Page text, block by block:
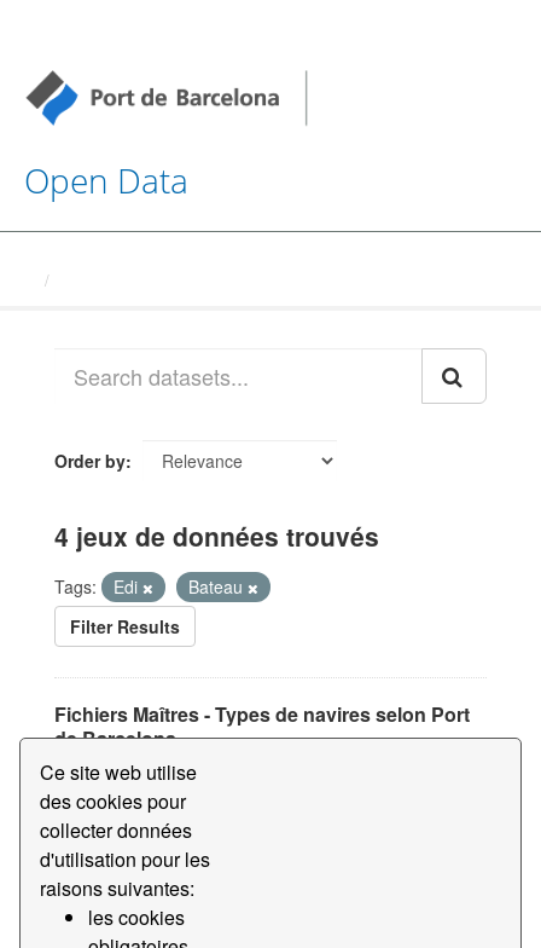
Ce site web utilise
des cookies pour
collecter données
d'utilisation pour les
raisons suivantes:
les cookies
Open Data
Order by
4 jeux de données trouvés
Tags: Edi
Bateau
Filter Results
Fichiers Maîtres - Types de navires selon Port
de Barcelona
Base de données avec la classification des navires de
l'autorité portuaire de Barcelona
CSV
Fichiers Maîtres - Types de navires selon
Puertos del Estado